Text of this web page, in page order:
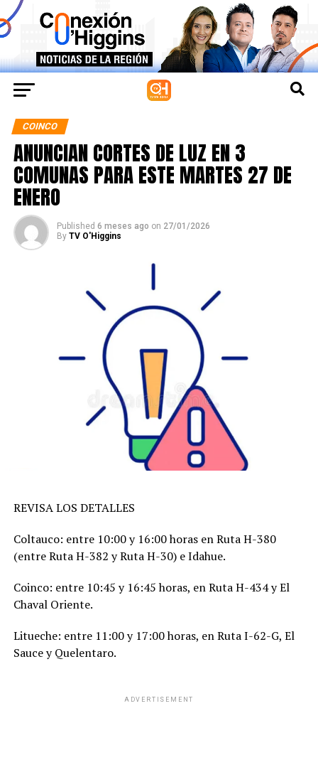
COINCO
ANUNCIAN CORTES DE LUZ EN 3
COMUNAS PARA ESTE MARTES 27 DE
ENERO
Published 6 meses ago on 27/01/2026
By TV O'Higgins
REVISA LOS DETALLES
Coltauco: entre 10:00 y 16:00 horas en Ruta H-380
(entre Ruta H-382 y Ruta H-30) e Idahue.
Coinco: entre 10:45 y 16:45 horas, en Ruta H-434 y El
Chaval Oriente.
Litueche: entre 11:00 y 17:00 horas, en Ruta I-62-G, El
Sauce y Quelentaro.
ADVERTISEMENT